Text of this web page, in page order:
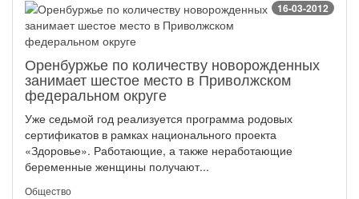
16-03-2012
Оренбуржье по количеству новорожденных
занимает шестое место в Приволжском
федеральном округе
Уже седьмой год реализуется программа родовых
сертификатов в рамках национального проекта
«Здоровье». Работающие, а также неработающие
беременные женщины получают...
Общество